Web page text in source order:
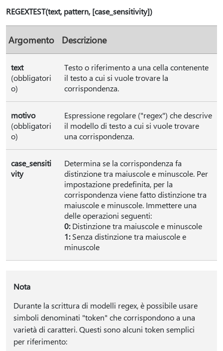
REGEXTEST(text, pattern, [case_sensitivity])
Argomento Descrizione
text
(obbligatori
o)
Testo o riferimento a una cella contenente
il testo a cui si vuole trovare la
corrispondenza.
motivo
(obbligatori
o)
Espressione regolare ("regex") che descrive
il modello di testo a cui si vuole trovare
una corrispondenza.
case_sensiti
vity
Determina se la corrispondenza fa
distinzione tra maiuscole e minuscole. Per
impostazione predefinita, per la
corrispondenza viene fatto distinzione tra
maiuscole e minuscole. Immettere una
delle operazioni seguenti:
0:Distinzione tra maiuscole e minuscole
1:Senza distinzione tra maiuscole e
minuscole
Nota
Durante la scrittura di modelli regex, è possibile usare
simboli denominati "token" che corrispondono a una
varietà di caratteri. Questi sono alcuni token semplici
per riferimento: